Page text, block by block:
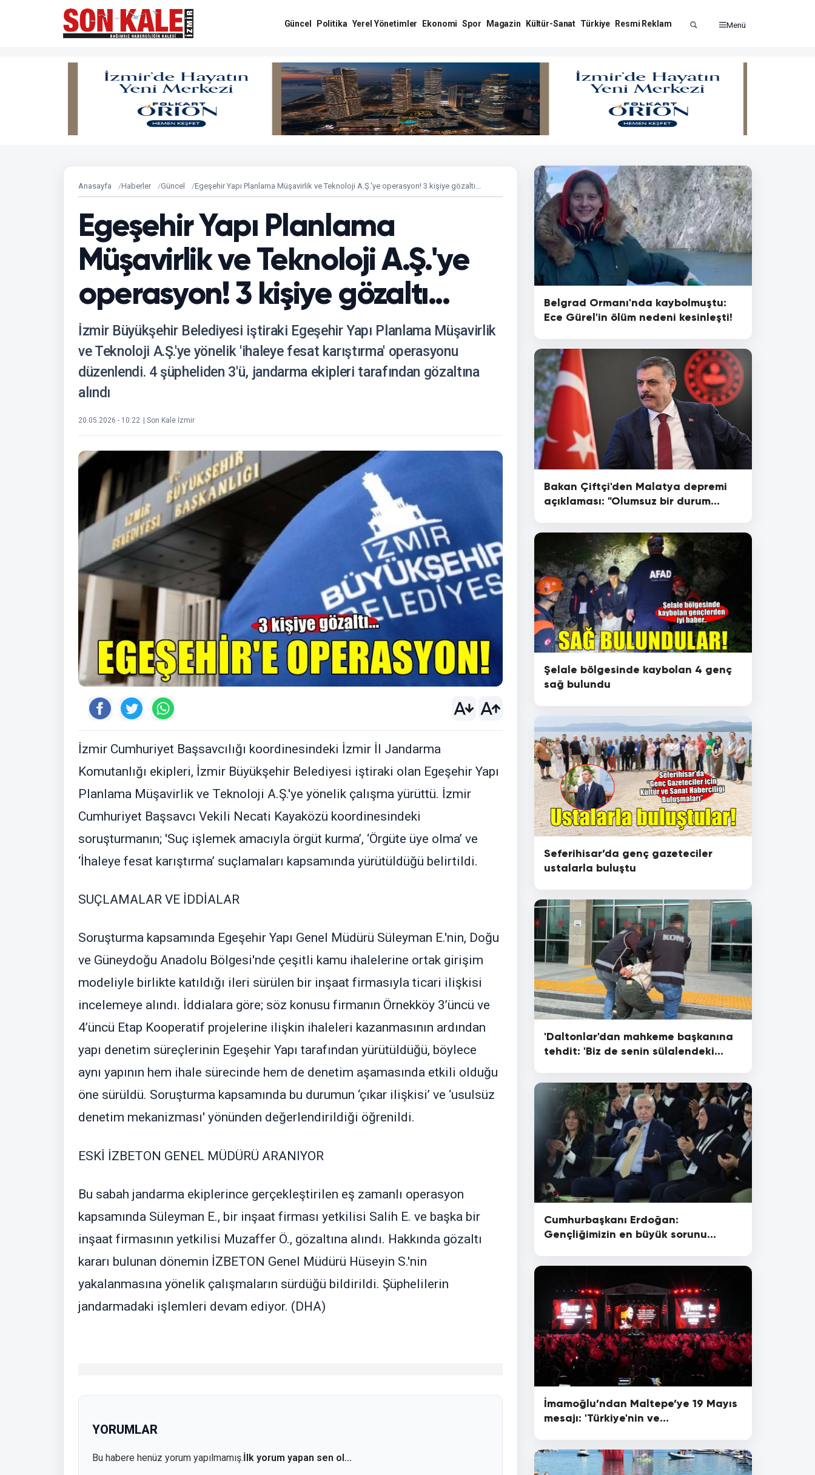
Güncel Politika Yerel Yönetimler Ekonomi Spor Magazin Kültür-Sanat Türkiye Resmi Reklam Menü
Anasayfa Haberler Güncel Egeşehir Yapı Planlama Müşavirlik ve Teknoloji A.Ş.'ye operasyon! 3 kişiye gözaltı...
Egeşehir Yapı Planlama
Müşavirlik ve Teknoloji A.Ş.'ye
operasyon! 3 kişiye gözaltı...
İzmir Büyükşehir Belediyesi iştiraki Egeşehir Yapı Planlama Müşavirlik
ve Teknoloji A.Ş.'ye yönelik 'ihaleye fesat karıştırma' operasyonu
düzenlendi. 4 şüpheliden 3'ü, jandarma ekipleri tarafından gözaltına
alındı
20.05.2026 - 10:22 | Son Kale İzmir
İzmir Cumhuriyet Başsavcılığı koordinesindeki İzmir İl Jandarma
Komutanlığı ekipleri, İzmir Büyükşehir Belediyesi iştiraki olan Egeşehir Yapı
Planlama Müşavirlik ve Teknoloji A.Ş.'ye yönelik çalışma yürüttü. İzmir
Cumhuriyet Başsavcı Vekili Necati Kayaközü koordinesindeki
soruşturmanın; 'Suç işlemek amacıyla örgüt kurma’, ‘Örgüte üye olma’ ve
‘İhaleye fesat karıştırma’ suçlamaları kapsamında yürütüldüğü belirtildi.
SUÇLAMALAR VE İDDİALAR
Soruşturma kapsamında Egeşehir Yapı Genel Müdürü Süleyman E.'nin, Doğu
ve Güneydoğu Anadolu Bölgesi'nde çeşitli kamu ihalelerine ortak girişim
modeliyle birlikte katıldığı ileri sürülen bir inşaat firmasıyla ticari ilişkisi
incelemeye alındı. İddialara göre; söz konusu firmanın Örnekköy 3’üncü ve
4’üncü Etap Kooperatif projelerine ilişkin ihaleleri kazanmasının ardından
yapı denetim süreçlerinin Egeşehir Yapı tarafından yürütüldüğü, böylece
aynı yapının hem ihale sürecinde hem de denetim aşamasında etkili olduğu
öne sürüldü. Soruşturma kapsamında bu durumun ‘çıkar ilişkisi’ ve ‘usulsüz
denetim mekanizması' yönünden değerlendirildiği öğrenildi.
ESKİ İZBETON GENEL MÜDÜRÜ ARANIYOR
Bu sabah jandarma ekiplerince gerçekleştirilen eş zamanlı operasyon
kapsamında Süleyman E., bir inşaat firması yetkilisi Salih E. ve başka bir
inşaat firmasının yetkilisi Muzaffer Ö., gözaltına alındı. Hakkında gözaltı
kararı bulunan dönemin İZBETON Genel Müdürü Hüseyin S.'nin
yakalanmasına yönelik çalışmaların sürdüğü bildirildi. Şüphelilerin
jandarmadaki işlemleri devam ediyor. (DHA)
YORUMLAR
Bu habere henüz yorum yapılmamış.İlk yorum yapan sen ol...
Belgrad Ormanı'nda kaybolmuştu:
Ece Gürel'in ölüm nedeni kesinleşti!
Bakan Çiftçi'den Malatya depremi
açıklaması: "Olumsuz bir durum
Şelale bölgesinde kaybolan 4 genç
sağ bulundu
Seferihisar’da genç gazeteciler
ustalarla buluştu
'Daltonlar'dan mahkeme başkanına
tehdit: 'Biz de senin sülalendeki
Cumhurbaşkanı Erdoğan:
Gençliğimizin en büyük sorunu
İmamoğlu’ndan Maltepe’ye 19 Mayıs
mesajı: 'Türkiye'nin ve
olacağız'